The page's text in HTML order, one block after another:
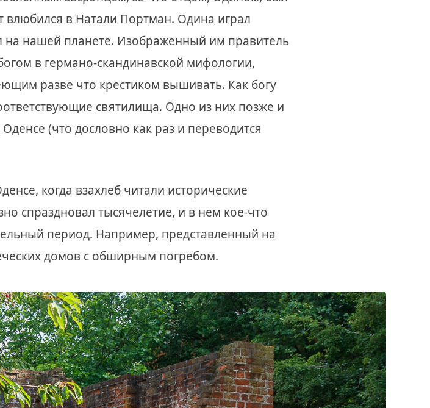
влюбился в Натали Портман. Одина играл
на нашей планете. Изображенный им правитель
в германо-скандинавской мифологии,
разве что крестиком вышивать. Как богу
святилища. Одно из них позже и
(что дословно как раз и переводится
когда взахлеб читали исторические
спраздновал тысячелетие, и в нем кое-что
период. Например, представленный на
домов с обширным погребом.